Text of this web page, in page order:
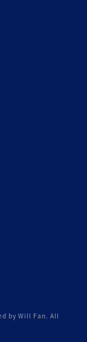
by Will Fan. All